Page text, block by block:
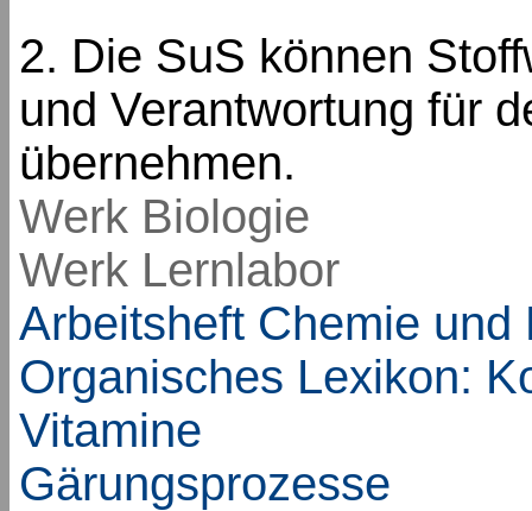
2. Die SuS können
und Verantwortung für
übernehmen.
Werk Biologie
Werk Lernlabor
Arbeitsheft Chemie und
Organisches Lexikon:
Vitamine
Gärungsprozesse